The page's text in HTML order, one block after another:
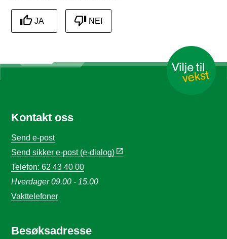
JA NEI
Kontakt oss
Send e-post
Send sikker e-post (e-dialog)
Telefon: 62 43 40 00
Hverdager 09.00 - 15.00
Vakttelefoner
Besøksadresse